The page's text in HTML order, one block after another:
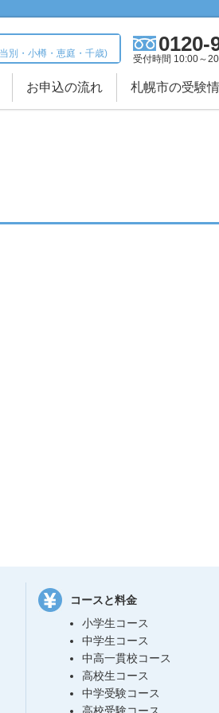
別・小樽・恵庭・千歳)
0120-
受付時間 10:00～
お申込の流れ 札幌市の受験
コースと料金
小学生コース
中学生コース
中高一貫校コース
高校生コース
中学受験コース